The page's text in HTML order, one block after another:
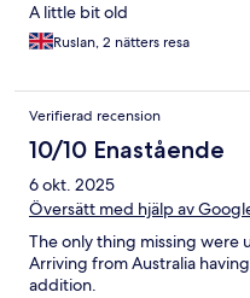
A little bit old
Ruslan, 2 nätters resa
Verifierad recension
10/10 Enastående
6 okt. 2025
Översätt med hjälp av
The only thing missing were
Arriving from Australia
addition.